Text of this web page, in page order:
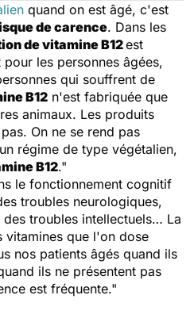
quand on est âgé, c'est
de carence. Dans les
de vitamine B12est
les personnes âgées,
qui souffrent de
B12 n'est fabriquée que
animaux. Les produits
On ne se rend pas
régime de type végétalien,
B12."
le fonctionnement cognitif
troubles neurologiques,
troubles intellectuels… La
vitamines que l'on dose
nos patients âgés quand ils
ils ne présentent pas
est fréquente."